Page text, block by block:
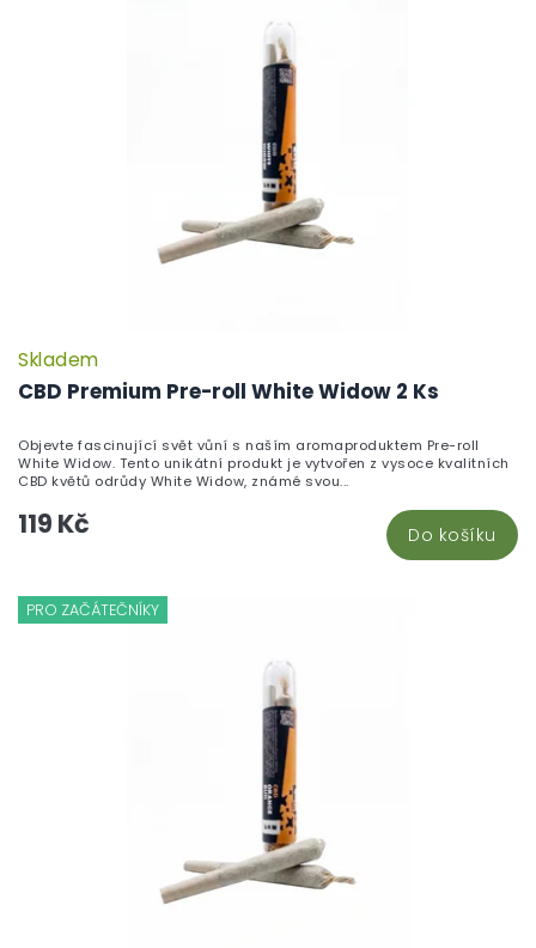
CBD Premium Pre-roll White Widow 2 Ks
Skladem
119 Kč Do košíku
Objevte fascinující svět vůní s naším aromaproduktem Pre-roll
White Widow. Tento unikátní produkt je vytvořen z vysoce kvalitních
CBD květů odrůdy White Widow, známé svou...
PRO ZAČÁTEČNÍKY